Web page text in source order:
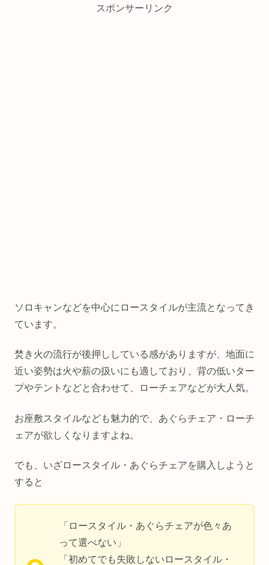
スポンサーリンク
ソロキャンなどを中心にロースタイルが主流となってき
ています。
焚き火の流行が後押ししている感がありますが、地面に
近い姿勢は火や薪の扱いにも適しており、背の低いター
プやテントなどと合わせて、ローチェアなどが大人気。
お座敷スタイルなども魅力的で、あぐらチェア・ローチ
ェアが欲しくなりますよね。
でも、いざロースタイル・あぐらチェアを購入しようと
すると
「ロースタイル・あぐらチェアが色々あ
って選べない」
「初めてでも失敗しないロースタイル・